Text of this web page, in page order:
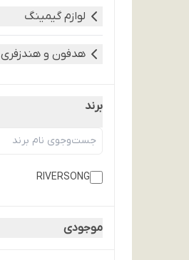
لوازم گیمینگ
هدفون و هندزفری
برند
RIVERSONG
موجودی